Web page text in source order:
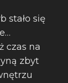
stało się
czas na
zbyt